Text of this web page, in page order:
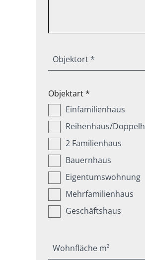
Objektort *
Objektart *
Einfamilienhaus
Reihenhaus/
2 Familienhaus
Bauernhaus
Eigentumswohnung
Mehrfamilienhaus
Geschäftshaus
Wohnfläche m²